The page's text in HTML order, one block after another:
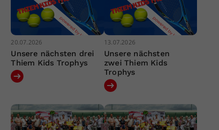
20.07.2026
Unsere nächsten drei
Thiem Kids Trophys
13.07.2026
Unsere nächsten
zwei Thiem Kids
Trophys